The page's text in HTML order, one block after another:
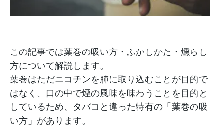
この記事では葉巻の吸い方・ふかしかた・燻らし
方について解説します。
葉巻はただニコチンを肺に取り込むことが目的で
はなく、口の中で煙の風味を味わうことを目的と
しているため、タバコと違った特有の「葉巻の吸
い方」があります。